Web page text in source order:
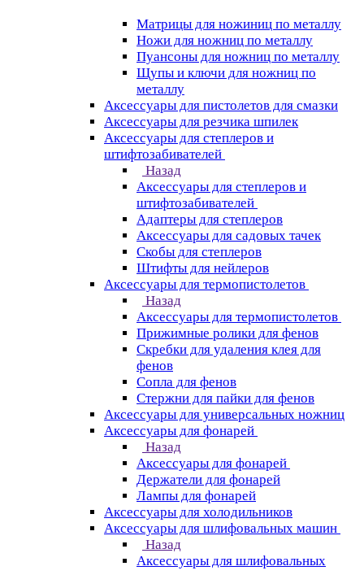
Матрицы для ножиниц по металлу
Ножи для ножниц по металлу
Пуансоны для ножниц по металлу
Щупы и ключи для ножниц по
металлу
Аксессуары для пистолетов для смазки
Аксессуары для резчика шпилек
Аксессуары для степлеров и
штифтозабивателей
Назад
Аксессуары для степлеров и
штифтозабивателей
Адаптеры для степлеров
Аксессуары для садовых тачек
Скобы для степлеров
Штифты для нейлеров
Аксессуары для термопистолетов
Назад
Аксессуары для термопистолетов
Прижимные ролики для фенов
Скребки для удаления клея для
фенов
Сопла для фенов
Стержни для пайки для фенов
Аксессуары для универсальных ножниц
Аксессуары для фонарей
Назад
Аксессуары для фонарей
Держатели для фонарей
Лампы для фонарей
Аксессуары для холодильников
Аксессуары для шлифовальных машин
Назад
Аксессуары для шлифовальных